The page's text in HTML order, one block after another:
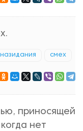
смех
приносящей
нет